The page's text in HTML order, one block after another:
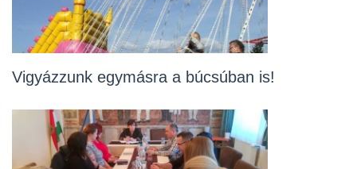
Vigyázzunk egymásra a búcsúban is!